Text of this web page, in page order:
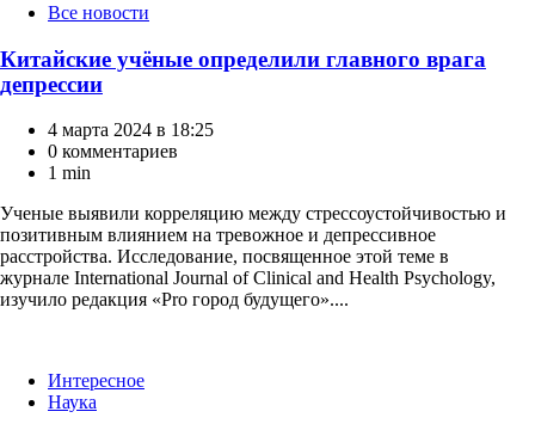
КатегорииВсе новости
Китайские учёные определили главного врага
депрессии
4 марта 2024 в 18:25
0 комментариев
1 min
Ученые выявили корреляцию между стрессоустойчивостью и
позитивным влиянием на тревожное и депрессивное
расстройства. Исследование, посвященное этой теме в
журнале International Journal of Clinical and Health Psychology,
изучило редакция «Pro город будущего»....
КатегорииИнтересное
Наука